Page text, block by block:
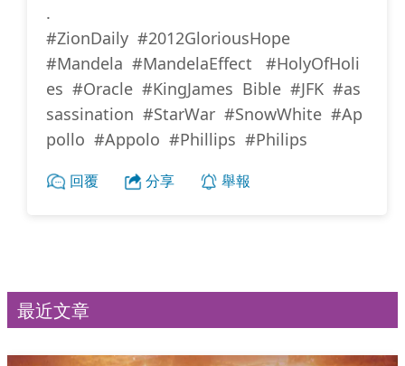
.
#ZionDaily #2012GloriousHope
#Mandela #MandelaEffect #HolyOfHoli
es #Oracle #KingJames Bible #JFK #as
sassination #StarWar #SnowWhite #Ap
pollo #Appolo #Phillips #Philips
回覆 分享 舉報
最近文章